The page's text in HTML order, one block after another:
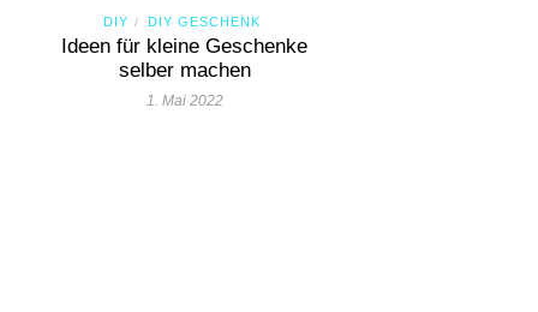
DIY / DIY GESCHENK
Ideen für kleine Geschenke
selber machen
1. Mai 2022